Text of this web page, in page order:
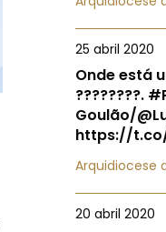
25 abril 2020
Onde está
????????.
Goulão/
https://t.co/
Arquidiocese
20 abril 2020